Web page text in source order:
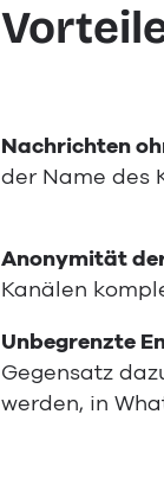
Nachrichten
der Name des
Anonymität
Kanälen
Unbegrenzte
Gegensatz
werden, in